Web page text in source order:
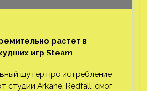
растет в
игр Steam
шутер про истребление
студии Arkane, Redfall, смог